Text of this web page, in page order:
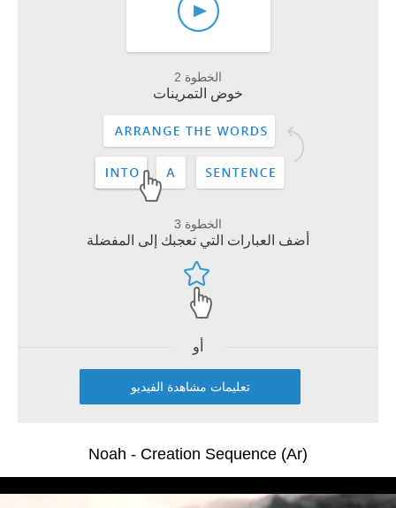
الخطوة 2
خوض التمرينات
الخطوة 3
أضف العبارات التي تعجبك إلى المفضلة
أو
تعليمات مشاهدة الفيديو
Noah - Creation Sequence (Ar)